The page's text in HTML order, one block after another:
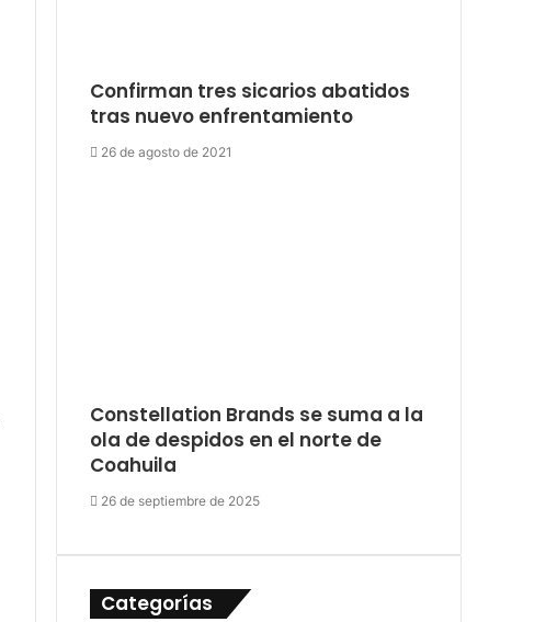
Confirman tres sicarios abatidos
tras nuevo enfrentamiento
26 de agosto de 2021
Constellation Brands se suma a la
ola de despidos en el norte de
Coahuila
26 de septiembre de 2025
Categorías